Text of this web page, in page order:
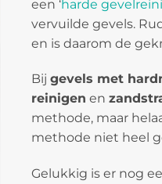
een ‘harde
vervuilde gevels.
en is daarom de
Bij gevels met
reinigen en
methode, maar
methode niet heel
Gelukkig is er nog